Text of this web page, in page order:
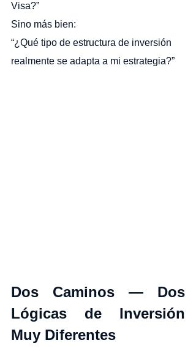
Visa?”
Sino más bien:
“¿Qué tipo de estructura de inversión
realmente se adapta a mi estrategia?”
Dos Caminos — Dos
Lógicas de Inversión
Muy Diferentes